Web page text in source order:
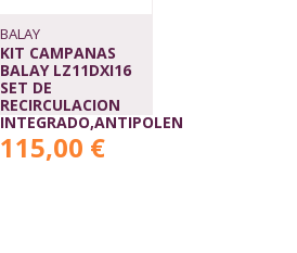
BALAY
KIT CAMPANAS
BALAY LZ11DXI16
SET DE
RECIRCULACION
INTEGRADO,ANTIPOLEN
115,00 €